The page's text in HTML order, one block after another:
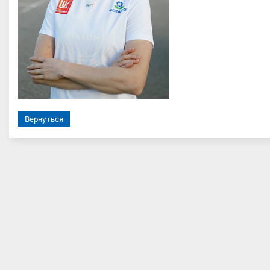
Вернуться
Сергей Николаевич
международного класса
Республика Татарстан, г.